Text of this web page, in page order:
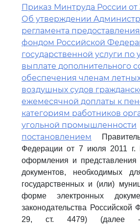
Приказ Минтруда России от
Об утверждении
регламента
фондом Российской
государственной услуги по
выплате дополнительного
обеспечения членам
воздушных судов
ежемесячной доплаты к
категориям работников
угольной промышленности
постановлением
Федерации от 7 июля 2011
оформления и
документов, необходимых
государственных и (или)
форме электронных
законодательства Российской
29, ст. 4479) (далее -